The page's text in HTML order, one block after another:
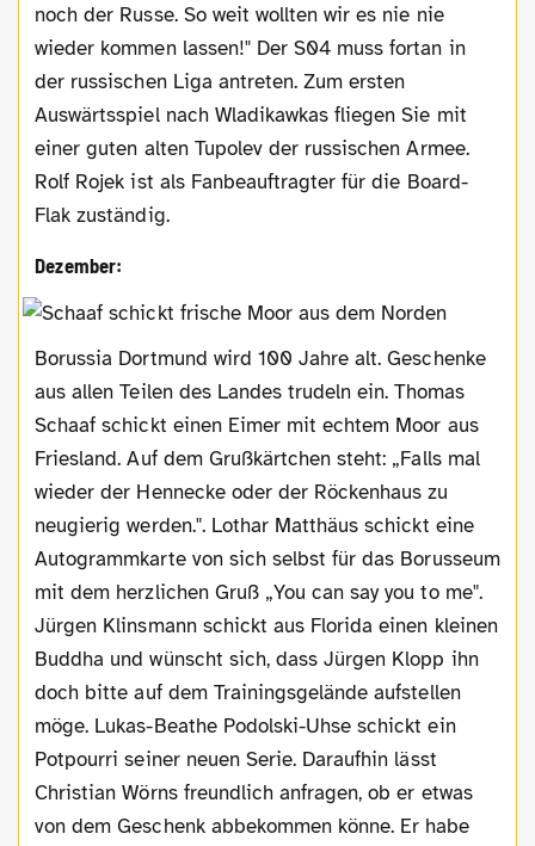
noch der Russe. So weit wollten wir es nie nie
wieder kommen lassen!" Der S04 muss fortan in
der russischen Liga antreten. Zum ersten
Auswärtsspiel nach Wladikawkas fliegen Sie mit
einer guten alten Tupolev der russischen Armee.
Rolf Rojek ist als Fanbeauftragter für die Board-
Flak zuständig.
Dezember:
Borussia Dortmund wird 100 Jahre alt. Geschenke
aus allen Teilen des Landes trudeln ein. Thomas
Schaaf schickt einen Eimer mit echtem Moor aus
Friesland. Auf dem Grußkärtchen steht: „Falls mal
wieder der Hennecke oder der Röckenhaus zu
neugierig werden.". Lothar Matthäus schickt eine
Autogrammkarte von sich selbst für das Borusseum
mit dem herzlichen Gruß „You can say you to me".
Jürgen Klinsmann schickt aus Florida einen kleinen
Buddha und wünscht sich, dass Jürgen Klopp ihn
doch bitte auf dem Trainingsgelände aufstellen
möge. Lukas-Beathe Podolski-Uhse schickt ein
Potpourri seiner neuen Serie. Daraufhin lässt
Christian Wörns freundlich anfragen, ob er etwas
von dem Geschenk abbekommen könne. Er habe